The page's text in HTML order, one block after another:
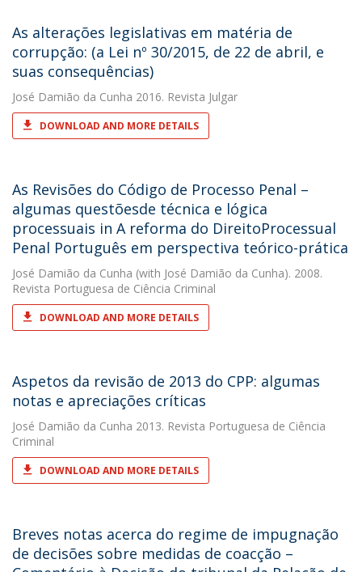
As alterações legislativas em matéria de
corrupção: (a Lei nº 30/2015, de 22 de abril, e
suas consequências)
José Damião da Cunha 2016. Revista Julgar
DOWNLOAD AND MORE DETAILS
As Revisões do Código de Processo Penal –
algumas questõesde técnica e lógica
processuais in A reforma do DireitoProcessual
Penal Português em perspectiva teórico-prática
José Damião da Cunha (with José Damião da Cunha). 2008.
Revista Portuguesa de Ciência Criminal
DOWNLOAD AND MORE DETAILS
Aspetos da revisão de 2013 do CPP: algumas
notas e apreciações críticas
José Damião da Cunha 2013. Revista Portuguesa de Ciência
Criminal
DOWNLOAD AND MORE DETAILS
Breves notas acerca do regime de impugnação
de decisões sobre medidas de coacção –